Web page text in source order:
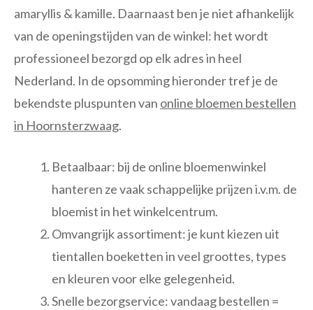
amaryllis & kamille. Daarnaast ben je niet afhankelijk
van de openingstijden van de winkel: het wordt
professioneel bezorgd op elk adres in heel
Nederland. In de opsomming hieronder tref je de
bekendste pluspunten van online bloemen bestellen
in Hoornsterzwaag.
Betaalbaar: bij de online bloemenwinkel
hanteren ze vaak schappelijke prijzen i.v.m. de
bloemist in het winkelcentrum.
Omvangrijk assortiment: je kunt kiezen uit
tientallen boeketten in veel groottes, types
en kleuren voor elke gelegenheid.
Snelle bezorgservice: vandaag bestellen =